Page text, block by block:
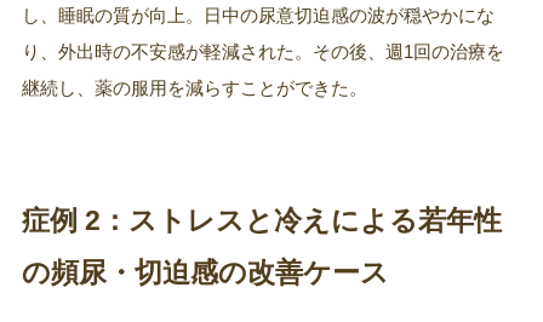
し、睡眠の質が向上。日中の尿意切迫感の波が穏やかにな
り、外出時の不安感が軽減された。その後、週1回の治療を
継続し、薬の服用を減らすことができた。
症例 2： ストレスと冷えによる若年性
の頻尿・切迫感の改善ケース